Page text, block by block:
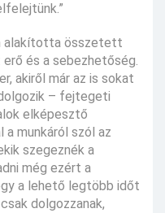
alakította összetett
és a sebezhetőség.
akiről már az is sokat
– fejtegeti
elképesztő
a munkáról szól az
szegeznék a
még ezért a
a lehető legtöbb időt
dolgozzanak,